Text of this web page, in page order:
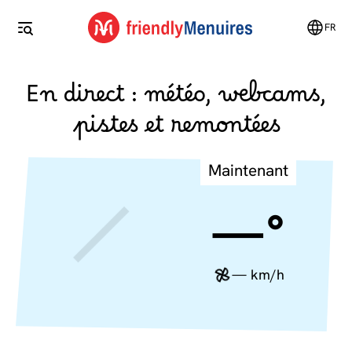
FR
En direct : météo, webcams,
pistes et remontées
—°
— km/h
Maintenant